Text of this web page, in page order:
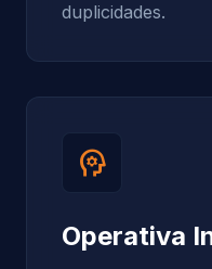
duplicidades.
psychology
Operativa